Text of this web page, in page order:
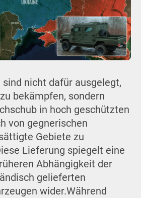
sind nicht dafür ausgelegt,
bekämpfen, sondern
in hoch geschützten
von gegnerischen
Gebiete zu
Lieferung spiegelt eine
Abhängigkeit der
gelieferten
wider.Während